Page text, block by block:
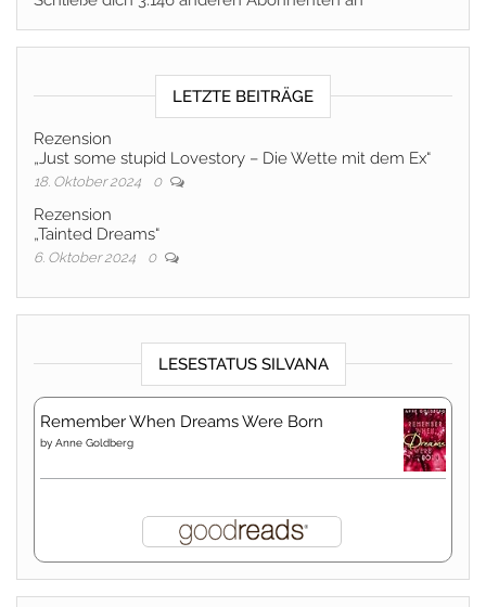
LETZTE BEITRÄGE
Rezension
„Just some stupid Lovestory – Die Wette mit dem Ex“
18. Oktober 2024 0
Rezension
„Tainted Dreams“
6. Oktober 2024 0
LESESTATUS SILVANA
Remember When Dreams Were Born
by Anne Goldberg